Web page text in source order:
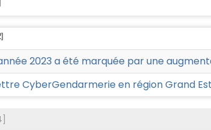
2023 a été marquée par une
CyberGendarmerie en région Grand